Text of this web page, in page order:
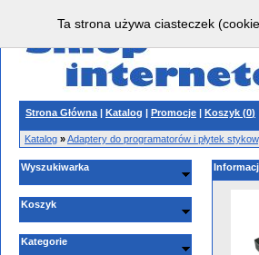
Strona Główna | Katalog | Promocje | Koszyk (0)
Katalog »Adaptery do programatorów i płytek
Wyszukiwarka
Koszyk
Kategorie
Ta strona używa ciasteczek